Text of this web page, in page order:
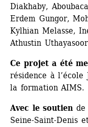
Diakhaby,
Erdem Gungor,
Kylhian Melasse,
Athustin
Ce projet a été
résidence à l’école
la formation AIMS.
Avec le soutiende
Seine-Saint-Denis